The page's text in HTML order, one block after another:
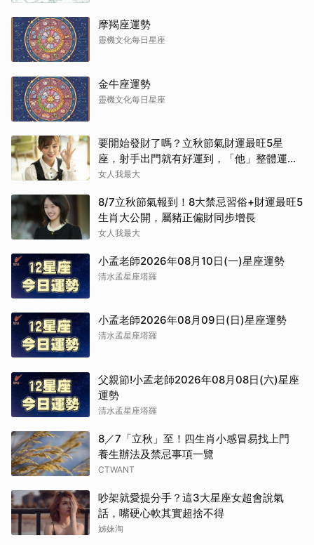
摩羯座運勢
靈機文化每日星座
金牛座運勢
靈機文化每日星座
要開始發財了嗎？立秋節氣財運最旺5星
座，射手出門就有好運到，「他」整體運勢
將走上坡
女人我最大
8/7立秋節氣報到！8大禁忌習俗+財運最旺5
生肖大公開，屬豬正偏財同步增長
女人我最大
小孟老師2026年08月10日(一)星座運勢
清水孟星座塔羅
小孟老師2026年08月09日(日)星座運勢
清水孟星座塔羅
父親節!小孟老師2026年08月08日(六)星座
運勢
清水孟星座塔羅
8／7「立秋」至！四生肖小感冒易找上門
養生辦法及禁忌事項一覽
CTWANT
吵架就愛提分手？這3大星座女超會說氣
話，嘴硬心軟其實超捨不得
姊妹淘